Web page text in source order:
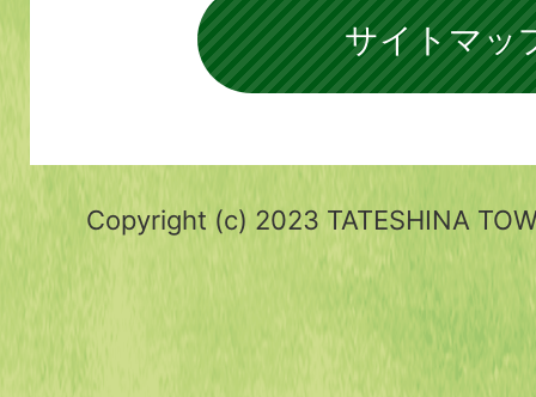
サイトマッ
Copyright (c) 2023 TATESHINA